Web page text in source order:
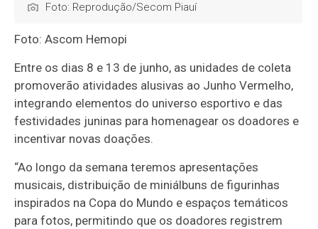
Foto: Reprodução/Secom Piauí
Foto: Ascom Hemopi
Entre os dias 8 e 13 de junho, as unidades de coleta
promoverão atividades alusivas ao Junho Vermelho,
integrando elementos do universo esportivo e das
festividades juninas para homenagear os doadores e
incentivar novas doações.
“Ao longo da semana teremos apresentações
musicais, distribuição de miniálbuns de figurinhas
inspirados na Copa do Mundo e espaços temáticos
para fotos, permitindo que os doadores registrem